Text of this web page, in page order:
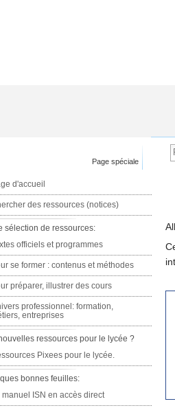
Page spéciale
d'accueil
des ressources (notices)
sélection de ressources:
officiels et programmes
se former : contenus et méthodes
préparer, illustrer des cours
professionnel: formation,
entreprises
ressources pour le lycée ?
Pixees pour le lycée.
bonnes feuilles:
manuel ISN en accès direct